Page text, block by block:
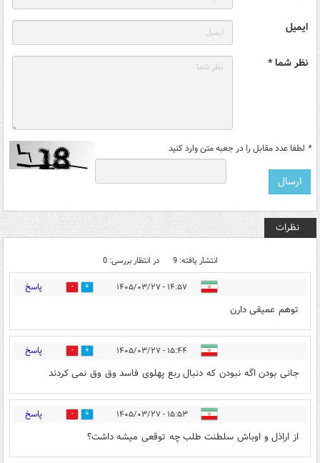
ایمیل
نظر شما *
* لطفا عدد مقابل را در جعبه متن وارد کنید
نظرات
انتشار یافته: 9 در انتظار بررسی: 0
۱۴:۵۷ - ۱۴۰۵/۰۳/۲۷ 3 پاسخ
توهم عمیقی دارن
۱۵:۴۴ - ۱۴۰۵/۰۳/۲۷ 5 پاسخ
جانی بودن اگه نبودن که دنبال ربع پهلوی فاسد وق وق نمی کردند
۱۵:۵۳ - ۱۴۰۵/۰۳/۲۷ 7 پاسخ
از اراذل و اوباش سلطنت طلب چه توقعی میشه داشت؟